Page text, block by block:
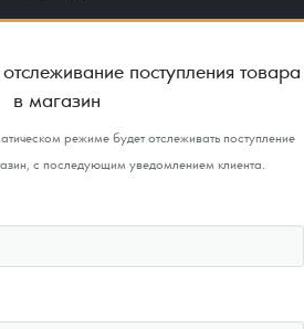
поступления товара
в магазин
режиме будет отслеживать поступление
с последующим уведомлением клиента.